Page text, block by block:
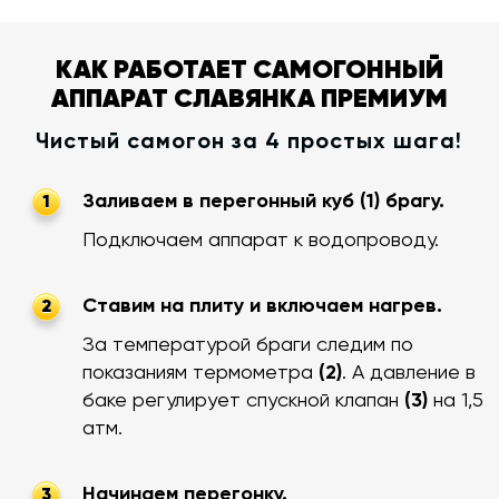
КАК РАБОТАЕТ САМОГОННЫЙ
АППАРАТ СЛАВЯНКА ПРЕМИУМ
Чистый самогон за 4 простых шага!
1
Заливаем в перегонный куб (1) брагу.
Подключаем аппарат к водопроводу.
2
Ставим на плиту и включаем нагрев.
За температурой браги следим по
показаниям термометра (2). А давление в
баке регулирует спускной клапан (3) на 1,5
атм.
Начинаем перегонку.